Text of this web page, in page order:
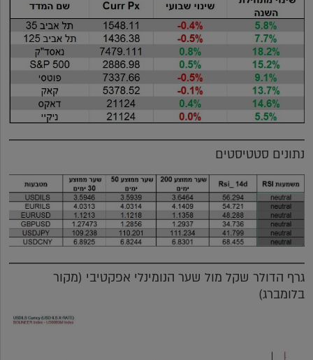
נתונים סטטיסטים
גרף הדולר שקל מול שער הנומינלי אפקטיבי (מקור
בלומברג)